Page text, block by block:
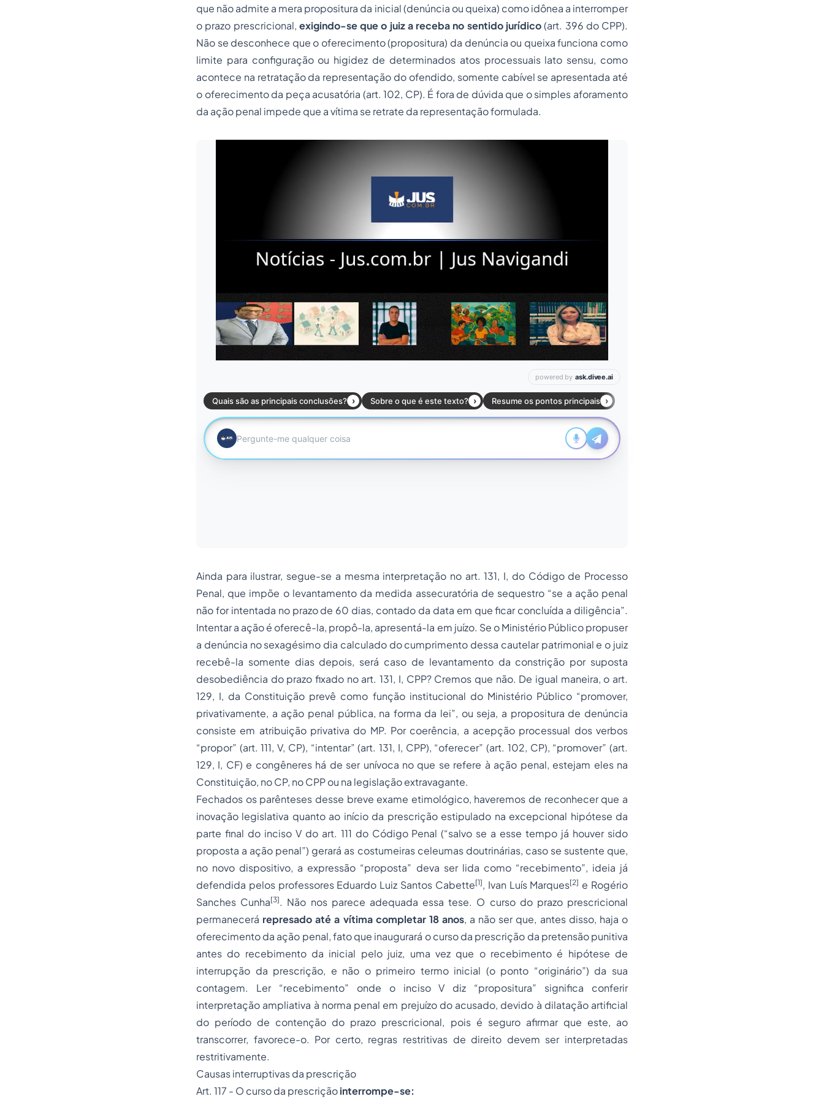
que não admite a mera propositura da inicial (denúncia ou queixa) como idônea a interromper
o prazo prescricional, exigindo-se que o juiz a receba no sentido jurídico(art. 396 do CPP).
Não se desconhece que o oferecimento (propositura) da denúncia ou queixa funciona como
limite para configuração ou higidez de determinados atos processuais lato sensu, como
acontece na retratação da representação do ofendido, somente cabível se apresentada até
o oferecimento da peça acusatória (art. 102, CP). É fora de dúvida que o simples aforamento
da ação penal impede que a vítima se retrate da representação formulada.
Ainda para ilustrar, segue-se a mesma interpretação no art. 131, I, do Código de Processo
Penal, que impõe o levantamento da medida assecuratória de sequestro “se a ação penal
não for intentada no prazo de 60 dias, contado da data em que ficar concluída a diligência”.
Intentar a ação é oferecê-la, propô-la, apresentá-la em juízo. Se o Ministério Público propuser
a denúncia no sexagésimo dia calculado do cumprimento dessa cautelar patrimonial e o juiz
recebê-la somente dias depois, será caso de levantamento da constrição por suposta
desobediência do prazo fixado no art. 131, I, CPP? Cremos que não. De igual maneira, o art.
129, I, da Constituição prevê como função institucional do Ministério Público “promover,
privativamente, a ação penal pública, na forma da lei”, ou seja, a propositura de denúncia
consiste em atribuição privativa do MP. Por coerência, a acepção processual dos verbos
“propor” (art. 111, V, CP), “intentar” (art. 131, I, CPP), “oferecer” (art. 102, CP), “promover” (art.
129, I, CF) e congêneres há de ser unívoca no que se refere à ação penal, estejam eles na
Constituição, no CP, no CPP ou na legislação extravagante.
Fechados os parênteses desse breve exame etimológico, haveremos de reconhecer que a
inovação legislativa quanto ao início da prescrição estipulado na excepcional hipótese da
parte final do inciso V do art. 111 do Código Penal (“salvo se a esse tempo já houver sido
proposta a ação penal”) gerará as costumeiras celeumas doutrinárias, caso se sustente que,
no novo dispositivo, a expressão “proposta” deva ser lida como “recebimento”, ideia já
defendida pelos professores Eduardo Luiz Santos Cabette[1], Ivan Luís Marques[2] e Rogério
Sanches Cunha[3]. Não nos parece adequada essa tese. O curso do prazo prescricional
permanecerá represado até a vítima completar 18 anos, a não ser que, antes disso, haja o
oferecimento da ação penal, fato que inaugurará o curso da prescrição da pretensão punitiva
antes do recebimento da inicial pelo juiz, uma vez que o recebimento é hipótese de
interrupção da prescrição, e não o primeiro termo inicial (o ponto “originário”) da sua
contagem. Ler “recebimento” onde o inciso V diz “propositura” significa conferir
interpretação ampliativa à norma penal em prejuízo do acusado, devido à dilatação artificial
do período de contenção do prazo prescricional, pois é seguroafirmar que este, ao
transcorrer, favorece-o. Por certo, regras restritivas de direito devem ser interpretadas
restritivamente.
Causas interruptivas da prescrição
Art. 117 - O curso da prescriçãointerrompe-se: